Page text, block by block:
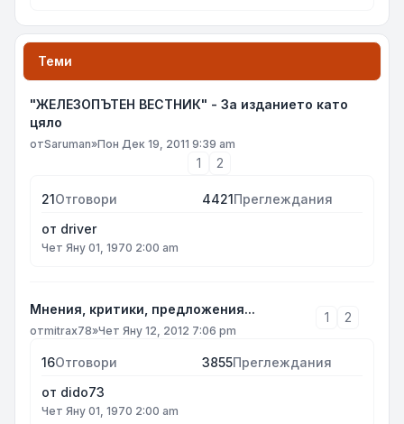
Теми
"ЖЕЛЕЗОПЪТЕН ВЕСТНИК" - За изданието като
цяло
отSaruman»Пон Дек 19, 2011 9:39 am
1 2
21Отговори 4421Преглеждания
от driver
Чет Яну 01, 1970 2:00 am
Мнения, критики, предложения...
отmitrax78»Чет Яну 12, 2012 7:06 pm
1 2
16Отговори 3855Преглеждания
от dido73
Чет Яну 01, 1970 2:00 am